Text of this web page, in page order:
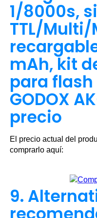
1/8000s,
TTL/
mAh, kit
para
GODOX
precio
El precio actual del
comprarlo aquí:
9.